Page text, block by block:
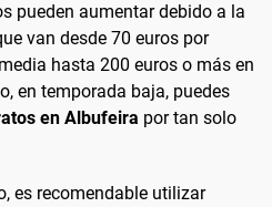
pueden aumentar debido a la
van desde 70 euros por
hasta 200 euros o más en
en temporada baja, puedes
en Albufeira por tan solo
es recomendable utilizar